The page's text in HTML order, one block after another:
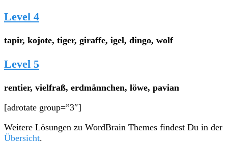
Level 4
tapir, kojote, tiger, giraffe, igel, dingo, wolf
Level 5
rentier, vielfraß, erdmännchen, löwe, pavian
[adrotate group=”3″]
Weitere Lösungen zu WordBrain Themes findest Du in der
Übersicht.